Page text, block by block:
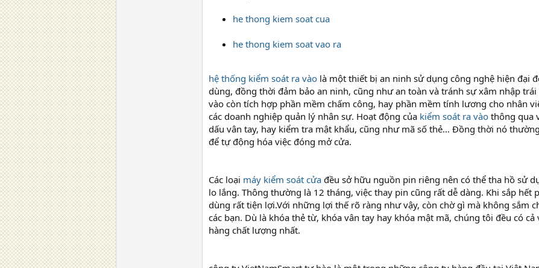
he thong kiem soat cua
he thong kiem soat vao ra
hệ thống kiểm soát ra vào là một thiết bị an ninh sử dụng công nghệ hiện đại
dùng, đồng thời đảm bảo an ninh, cũng như an toàn và tránh sự xâm nhập
vào còn tích hợp phần mềm chấm công, hay phần mềm tính lương cho nhân
các doanh nghiệp quản lý nhân sự. Hoạt động của kiểm soát ra vào thông qua
dấu vân tay, hay kiểm tra mật khẩu, cũng như mã số thẻ… Đồng thời nó
để tự động hóa việc đóng mở cửa.
Các loại máy kiểm soát cửa đều sở hữu nguồn pin riêng nên có thể tha hồ sử
lo lắng. Thông thường là 12 tháng, việc thay pin cũng rất dễ dàng. Khi sắp hết
dùng rất tiện lợi.Với những lợi thế rõ ràng như vậy, còn chờ gì mà không sắm
các bạn. Dù là khóa thẻ từ, khóa vân tay hay khóa mật mã, chúng tôi đều có
hàng chất lượng nhất.